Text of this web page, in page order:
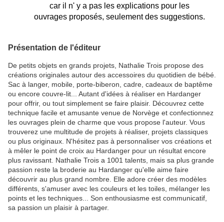
car il n' y a pas les explications pour les
ouvrages proposés, seulement des suggestions.
Présentation de l'éditeur
De petits objets en grands projets, Nathalie Trois propose des
créations originales autour des accessoires du quotidien de bébé.
Sac à langer, mobile, porte-biberon, cadre, cadeaux de baptême
ou encore couvre-lit... Autant d'idées à réaliser en Hardanger
pour offrir, ou tout simplement se faire plaisir. Découvrez cette
technique facile et amusante venue de Norvège et confectionnez
les ouvrages plein de charme que vous propose l'auteur. Vous
trouverez une multitude de projets à réaliser, projets classiques
ou plus originaux. N'hésitez pas à personnaliser vos créations et
à mêler le point de croix au Hardanger pour un résultat encore
plus ravissant. Nathalie Trois a 1001 talents, mais sa plus grande
passion reste la broderie au Hardanger qu'elle aime faire
découvrir au plus grand nombre. Elle adore créer des modèles
différents, s'amuser avec les couleurs et les toiles, mélanger les
points et les techniques... Son enthousiasme est communicatif,
sa passion un plaisir à partager.